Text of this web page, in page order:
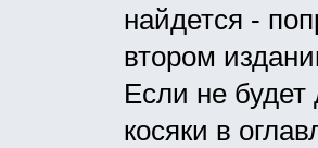
найдется -
втором
Если не
косяки в